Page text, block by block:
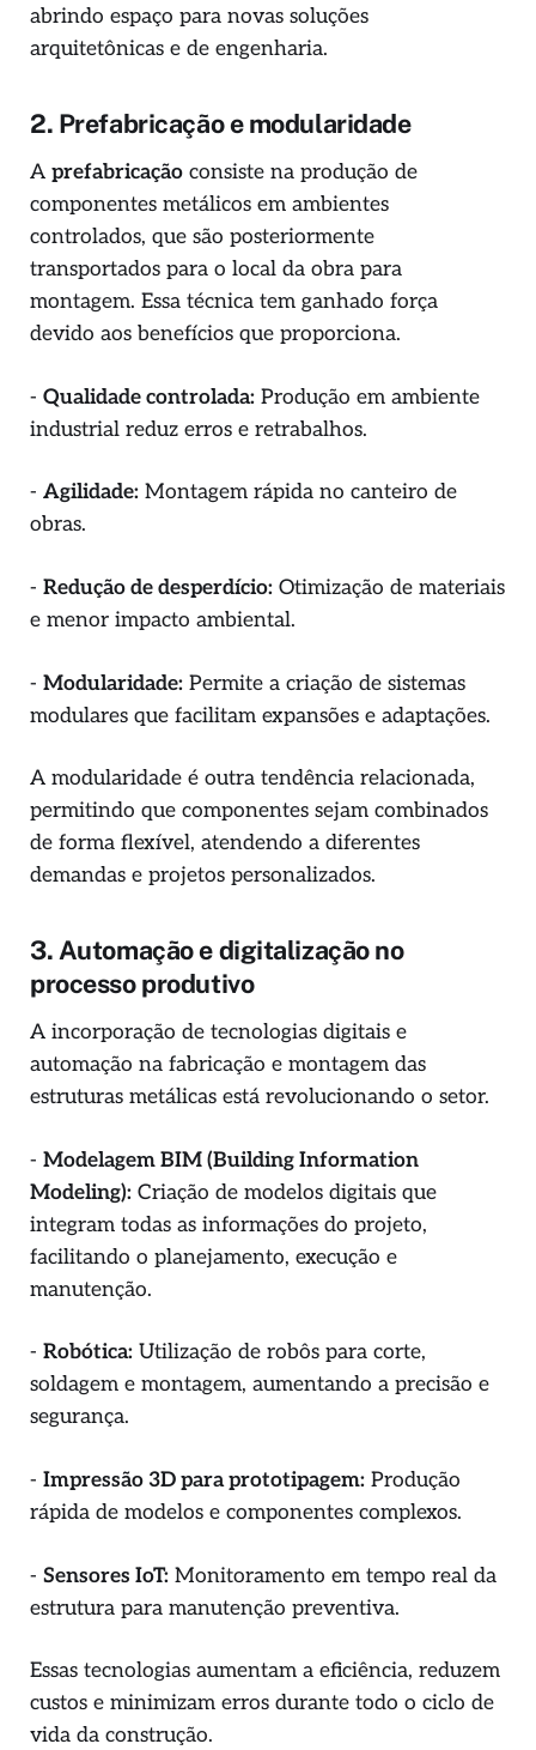
abrindo espaço para novas soluções
arquitetônicas e de engenharia.
2. Prefabricação e modularidade
A prefabricação consiste na produção de
componentes metálicos em ambientes
controlados, que são posteriormente
transportados para o local da obra para
montagem. Essa técnica tem ganhado força
devido aos benefícios que proporciona.
- Qualidade controlada: Produção em ambiente
industrial reduz erros e retrabalhos.
- Agilidade: Montagem rápida no canteiro de
obras.
- Redução de desperdício: Otimização de materiais
e menor impacto ambiental.
- Modularidade: Permite a criação de sistemas
modulares que facilitam expansões e adaptações.
A modularidade é outra tendência relacionada,
permitindo que componentes sejam combinados
de forma flexível, atendendo a diferentes
demandas e projetos personalizados.
3. Automação e digitalização no
processo produtivo
A incorporação de tecnologias digitais e
automação na fabricação e montagem das
estruturas metálicas está revolucionando o setor.
- Modelagem BIM (Building Information
Modeling): Criação de modelos digitais que
integram todas as informações do projeto,
facilitando o planejamento, execução e
manutenção.
- Robótica: Utilização de robôs para corte,
soldagem e montagem, aumentando a precisão e
segurança.
- Impressão 3D para prototipagem: Produção
rápida de modelos e componentes complexos.
- Sensores IoT: Monitoramento em tempo real da
estrutura para manutenção preventiva.
Essas tecnologias aumentam a eficiência, reduzem
custos e minimizam erros durante todo o ciclo de
vida da construção.